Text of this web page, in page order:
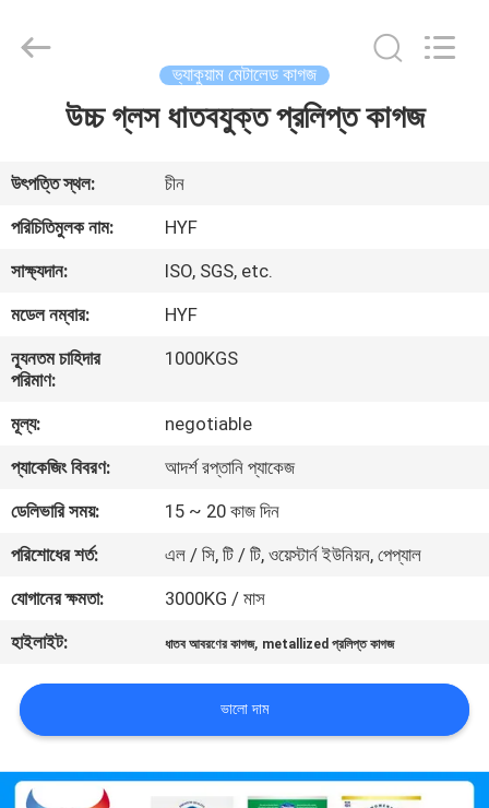
পণ্য
ভিডিও
আমাদের
সম্পর্কে
কারখানা
ভ্রমণ
মান
নিয়ন্ত্রণ
যোগাযোগ
করুন
খবর
ভ্যাকুয়াম মেটালেড কাগজ
উচ্চ গ্লস ধাতবযুক্ত প্রলিপ্ত কাগজ
উৎপত্তি স্থল:
চীন
পরিচিতিমুলক নাম:
HYF
সাক্ষ্যদান:
ISO, SGS, etc.
মডেল নম্বার:
HYF
ন্যূনতম চাহিদার
পরিমাণ:
1000KGS
মূল্য:
negotiable
প্যাকেজিং বিবরণ:
আদর্শ রপ্তানি প্যাকেজ
ডেলিভারি সময়:
15 ~ 20 কাজ দিন
পরিশোধের শর্ত:
এল / সি, টি / টি, ওয়েস্টার্ন ইউনিয়ন, পেপ্যাল
যোগানের ক্ষমতা:
3000KG / মাস
হাইলাইট:
ধাতব আবরণের কাগজ, metallized প্রলিপ্ত কাগজ
ভালো দাম